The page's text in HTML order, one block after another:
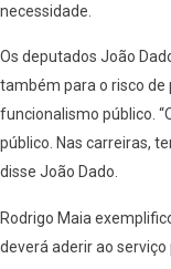
necessidade.
Os deputados João
também para o risco de
funcionalismo público.
público. Nas carreiras,
disse João Dado.
Rodrigo Maia
deverá aderir ao